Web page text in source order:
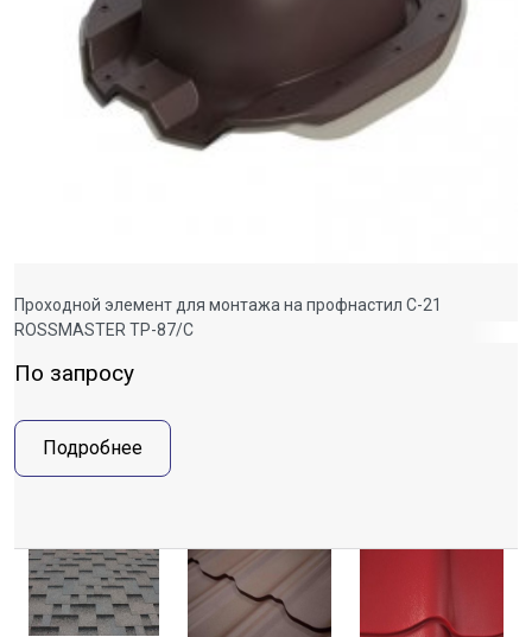
Проходной элемент для монтажа на профнастил С-21
ROSSMASTER ТР-87/С
По запросу
Подробнее
Отзывы